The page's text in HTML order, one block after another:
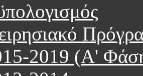
2019 (Α'